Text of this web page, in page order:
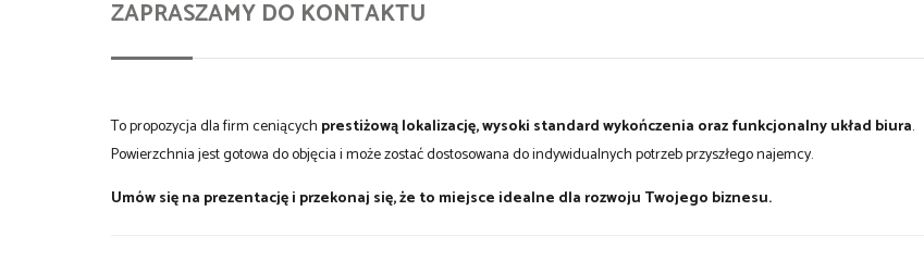
ZAPRASZAMY DO KONTAKTU
To propozycja dla firm ceniących prestiżową lokalizację, wysoki standard wykończenia oraz funkcjonalny układ biura.
Powierzchnia jest gotowa do objęcia i może zostać dostosowana do indywidualnych potrzeb przyszłego najemcy.
Umów się na prezentację i przekonaj się, że to miejsce idealne dla rozwoju Twojego biznesu.